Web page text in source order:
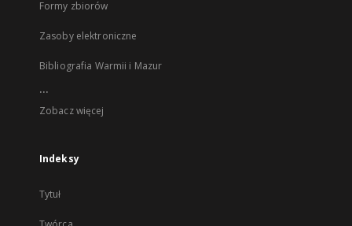
Formy zbiorów
Zasoby elektroniczne
Bibliografia Warmii i Mazur
...
Zobacz więcej
Indeksy
Tytuł